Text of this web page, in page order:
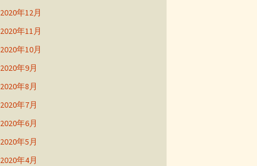
2020年12月
2020年11月
2020年10月
2020年9月
2020年8月
2020年7月
2020年6月
2020年5月
2020年4月